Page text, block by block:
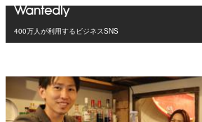
400万人が利用するビジネスSNS